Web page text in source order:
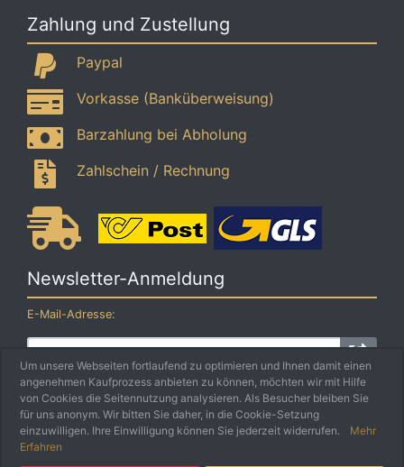
Zahlung und Zustellung
Paypal
Vorkasse (Banküberweisung)
Barzahlung bei Abholung
Zahlschein / Rechnung
Newsletter-Anmeldung
E-Mail-Adresse:
Der Newsletter kann jederzeit hier oder in Ihrem Kundenkonto
abbestellt werden.
Schmankerlbox e.U. © 2026 | UmsetzungWeiss IT Services
Um unsere Webseiten fortlaufend zu optimieren und Ihnen damit einen
angenehmen Kaufprozess anbieten zu können, möchten wir mit Hilfe
von Cookies die Seitennutzung analysieren. Als Besucher bleiben Sie
für uns anonym. Wir bitten Sie daher, in die Cookie-Setzung
einzuwilligen. Ihre Einwilligung können Sie jederzeit widerrufen.
Mehr
Erfahren